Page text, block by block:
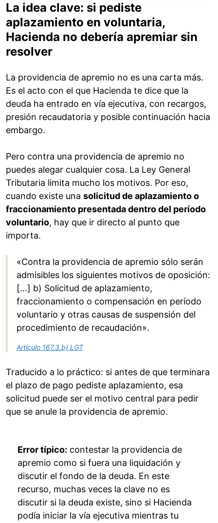
La idea clave: si pediste
aplazamiento en voluntaria,
Hacienda no debería apremiar sin
resolver
La providencia de apremio no es una carta más.
Es el acto con el que Hacienda te dice que la
deuda ha entrado en vía ejecutiva, con recargos,
presión recaudatoria y posible continuación hacia
embargo.
Pero contra una providencia de apremio no
puedes alegar cualquier cosa. La Ley General
Tributaria limita mucho los motivos. Por eso,
cuando existe una solicitud de aplazamiento o
fraccionamiento presentada dentro del período
voluntario, hay que ir directo al punto que
importa.
«Contra la providencia de apremio sólo serán
admisibles los siguientes motivos de oposición:
[…] b) Solicitud de aplazamiento,
fraccionamiento o compensación en período
voluntario y otras causas de suspensión del
procedimiento de recaudación».
Artículo 167.3.b) LGT
Traducido a lo práctico: si antes de que terminara
el plazo de pago pediste aplazamiento, esa
solicitud puede ser el motivo central para pedir
que se anule la providencia de apremio.
Error típico: contestar la providencia de
apremio como si fuera una liquidación y
discutir el fondo de la deuda. En este
recurso, muchas veces la clave no es
discutir si la deuda existe, sino si Hacienda
podía iniciar la vía ejecutiva mientras tu